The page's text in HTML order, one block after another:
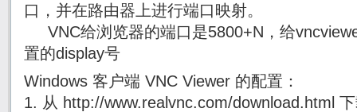
口，并在路由器上进行端口映射。
VNC给浏览器的端口是5800+N，给
置的display号
Windows 客户端 VNC Viewer 的配置：
1. 从 http://www.realvnc.com/download.html